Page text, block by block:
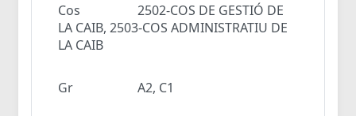
Cos
2502-COS DE GESTIÓ DE
LA CAIB, 2503-COS ADMINISTRATIU DE
LA CAIB
Gr A2, C1